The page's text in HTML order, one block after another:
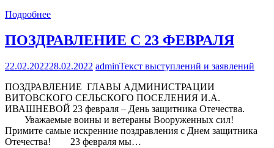
Подробнее
ПОЗДРАВЛЕНИЕ С 23 ФЕВРАЛЯ
22.02.202228.02.2022 adminТекст выступлений и заявлений
ПОЗДРАВЛЕНИЕ ГЛАВЫ АДМИНИСТРАЦИИ
ВИТОВСКОГО СЕЛЬСКОГО ПОСЕЛЕНИЯ И.А.
ИВАШНЕВОЙ 23 февраля – День защитника Отечества.
Уважаемые воины и ветераны Вооруженных сил!
Примите самые искренние поздравления с Днем защитника
Отечества! 23 февраля мы…